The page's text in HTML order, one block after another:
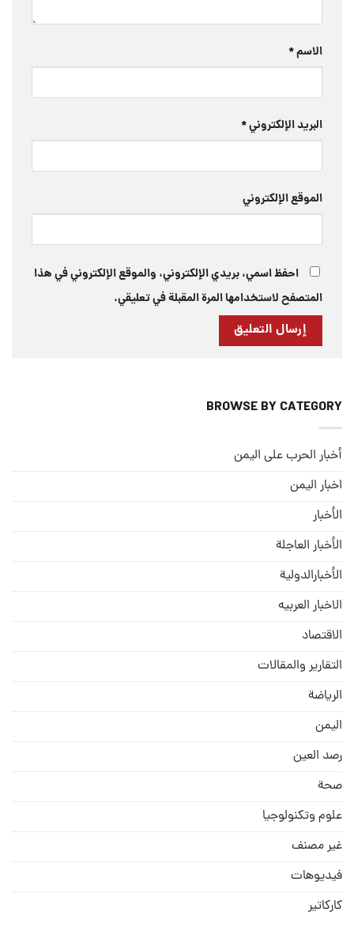
الاسم*
البريد الإلكتروني*
الموقع الإلكتروني
احفظ اسمي، بريدي الإلكتروني، والموقع الإلكتروني في هذا
المتصفح لاستخدامها المرة المقبلة في تعليقي.
BROWSE BY CATEGORY
أخبار الحرب على اليمن
اخبار اليمن
الأخبار
الأخبار العاجلة
الأخبارالدولية
الاخبار العربيه
الاقتصاد
التقارير والمقالات
الریاضة
الیمن
رصد العین
صحة
علوم وتكنولوجيا
غير مصنف
فيديوهات
كاركاتير